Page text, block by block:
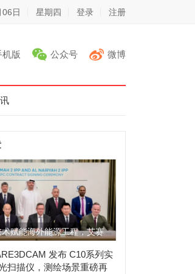
日 星期四 登录 注册
机版 公众号 微博
赋能海外能源工程，艾赛
沙特阿拉伯鲁玛2...发布 C10系列实
扫描仪，测绘场景重磅再